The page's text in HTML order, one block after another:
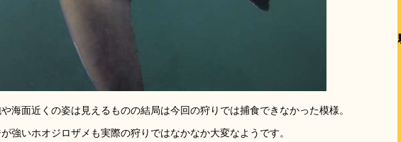
海面近くの姿は見えるものの結局は今回の狩りでは捕食できなかった模様。
強いホオジロザメも実際の狩りではなかなか大変なようです。